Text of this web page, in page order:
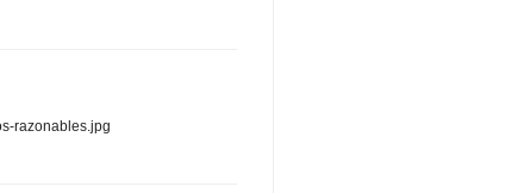
razonables.jpg